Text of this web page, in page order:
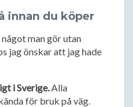
innan du köper
man gör utan
jag önskar att jag hade
i Sverige.Alla
för bruk på väg.